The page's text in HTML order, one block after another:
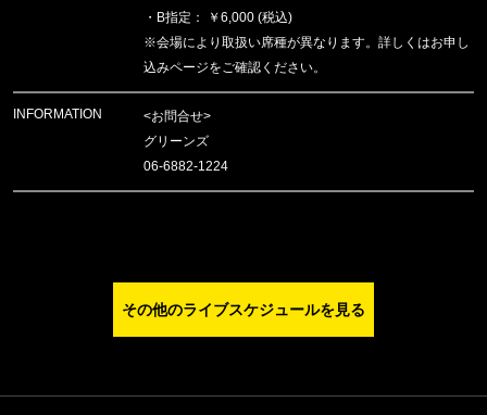
・B指定： ￥6,000 (税込)
※会場により取扱い席種が異なります。詳しくはお申し
込みページをご確認ください。
INFORMATION
<お問合せ>
グリーンズ
06-6882-1224
その他のライブスケジュールを見る